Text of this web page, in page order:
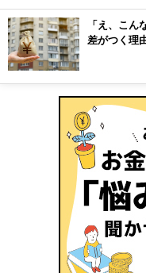
「え、こん
差がつく理